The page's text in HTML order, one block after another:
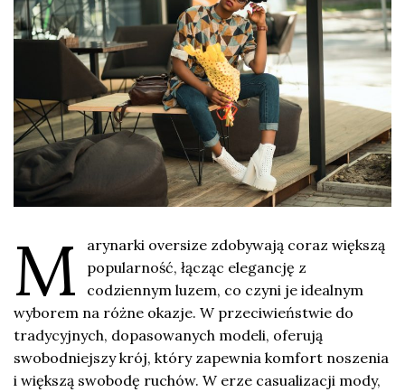
M
arynarki oversize zdobywają coraz większą
popularność, łącząc elegancję z
codziennym luzem, co czyni je idealnym
wyborem na różne okazje. W przeciwieństwie do
tradycyjnych, dopasowanych modeli, oferują
swobodniejszy krój, który zapewnia komfort noszenia
i większą swobodę ruchów. W erze casualizacji mody,